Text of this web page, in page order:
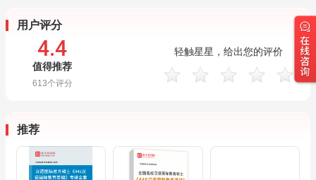
用户评分
4.4
值得推荐
613个评分
轻触星星，给出您的评价
推荐